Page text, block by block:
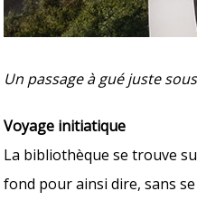
Un passage à gué juste
Voyage initiatique
La bibliothèque se trouve
fond pour ainsi dire, sans